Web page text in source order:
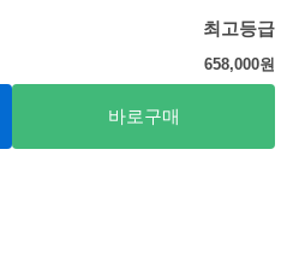
최고등급
658,000원
바로구매